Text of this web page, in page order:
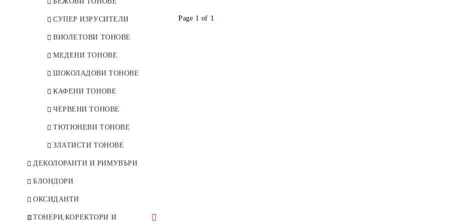
МЕДЕНИ ТОНОВЕ
ИНТЕНЗИВНИ ТОНОВЕ
КЕХЛИБАРЕНИ ТОНОВЕ
ЗЛАТИСТИ ТОНОВЕ
УЛТРА СУПЕР
СУПЕР ИЗРУСИТЕЛИ
ВИОЛЕТОВИ ТОНОВЕ
МЕДЕНИ ТОНОВЕ
ШОКОЛАДОВИ ТОНОВЕ
КАФЕНИ ТОНОВЕ
ЧЕРВЕНИ ТОНОВЕ
ТЮТЮНЕВИ ТОНОВЕ
ЗЛАТИСТИ ТОНОВЕ
ДЕКОЛОРАНТИ И РИМУВЪРИ
БЛОНДОРИ
ОКСИДАНТИ
ТОНЕРИ,КОРЕКТОРИ И
Page 1 of 1